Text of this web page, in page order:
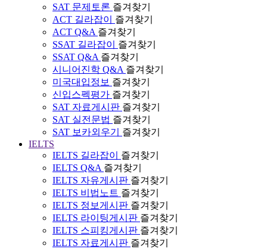
SAT 문제토론 즐겨찾기
ACT 길라잡이
즐겨찾기
ACT Q&A 즐겨찾기
SSAT 길라잡이
즐겨찾기
SSAT Q&A 즐겨찾기
시니어진학 Q&A 즐겨찾기
미국대입정보 즐겨찾기
신입스펙평가 즐겨찾기
SAT 자료게시판 즐겨찾기
SAT 실전문법 즐겨찾기
SAT 보카외우기
즐겨찾기
IELTS
IELTS 길라잡이
즐겨찾기
IELTS Q&A 즐겨찾기
IELTS 자유게시판 즐겨찾기
IELTS 비법노트 즐겨찾기
IELTS 정보게시판 즐겨찾기
IELTS 라이팅게시판 즐겨찾기
IELTS 스피킹게시판 즐겨찾기
IELTS 자료게시판 즐겨찾기